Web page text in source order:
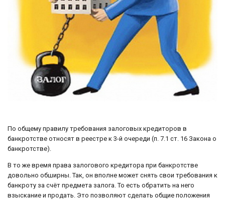
По общему правилу требования залоговых кредиторов в
банкротстве относят в реестре к 3-й очереди (п. 7.1 ст. 16 Закона о
банкротстве).
В то же время права залогового кредитора при банкротстве
довольно обширны. Так, он вполне может снять свои требования к
банкроту за счёт предмета залога. То есть обратить на него
взыскание и продать. Это позволяют сделать общие положения